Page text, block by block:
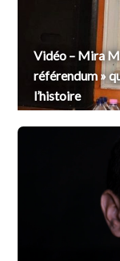
Vidéo – Mira
référendum »
l’histoire